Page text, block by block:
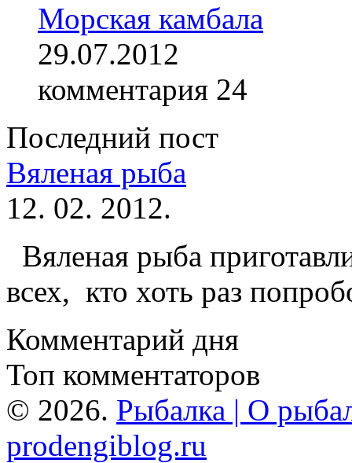
Морская камбала
29.07.2012
комментария 24
Последний пост
Вяленая рыба
12. 02. 2012.
Вяленая рыба
всех, кто хоть раз
Комментарий дня
Топ комментаторов
© 2026. Рыбалка | О
prodengiblog.ru